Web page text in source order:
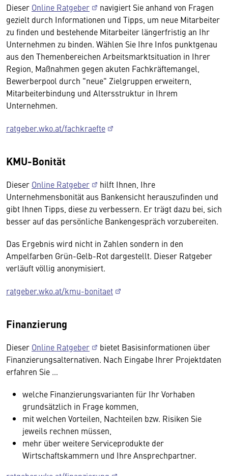
Dieser Online Ratgeber
navigiert Sie anhand von Fragen
gezielt durch Informationen und Tipps, um neue Mitarbeiter
zu finden und bestehende Mitarbeiter längerfristig an Ihr
Unternehmen zu binden. Wählen Sie Ihre Infos punktgenau
aus den Themenbereichen Arbeitsmarktsituation in Ihrer
Region, Maßnahmen gegen akuten Fachkräftemangel,
Bewerberpool durch "neue" Zielgruppen erweitern,
Mitarbeiterbindung und Altersstruktur in Ihrem
Unternehmen.
ratgeber.wko.at/fachkraefte
KMU-Bonität
Dieser Online Ratgeber
hilft Ihnen, Ihre
Unternehmensbonität aus Bankensicht herauszufinden und
gibt Ihnen Tipps, diese zu verbessern. Er trägt dazu bei, sich
besser auf das persönliche Bankengespräch vorzubereiten.
Das Ergebnis wird nicht in Zahlen sondern in den
Ampelfarben Grün-Gelb-Rot dargestellt. Dieser Ratgeber
verläuft völlig anonymisiert.
ratgeber.wko.at/kmu-bonitaet
Finanzierung
Dieser Online Ratgeber
bietet Basisinformationen über
Finanzierungsalternativen. Nach Eingabe Ihrer Projektdaten
erfahren Sie …
welche Finanzierungsvarianten für Ihr Vorhaben
grundsätzlich in Frage kommen,
mit welchen Vorteilen, Nachteilen bzw. Risiken Sie
jeweils rechnen müssen,
mehr über weitere Serviceprodukte der
Wirtschaftskammern und Ihre Ansprechpartner.